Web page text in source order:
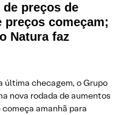
de preços de
preços começam;
Natura faz
última checagem, o Grupo
nova rodada de aumentos
amanhã para